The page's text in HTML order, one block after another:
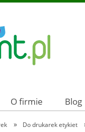
O firmie Blog
» Do drukarek etykiet